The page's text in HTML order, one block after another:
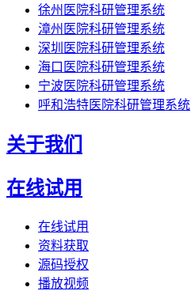
徐州医院科研管理系统
漳州医院科研管理系统
深圳医院科研管理系统
海口医院科研管理系统
宁波医院科研管理系统
呼和浩特医院科研管理系统
关于我们
在线试用
在线试用
资料获取
源码授权
播放视频